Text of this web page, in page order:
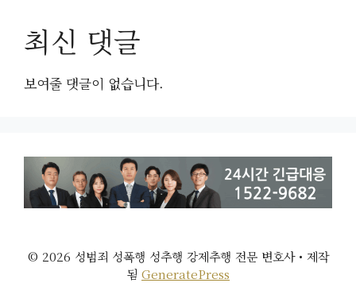
최신 댓글
보여줄 댓글이 없습니다.
© 2026 성범죄 성폭행 성추행 강제추행 전문 변호사• 제작
됨 GeneratePress